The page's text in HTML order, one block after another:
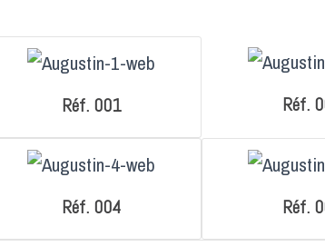
Réf. 001 Réf.
Réf. 004 Réf.